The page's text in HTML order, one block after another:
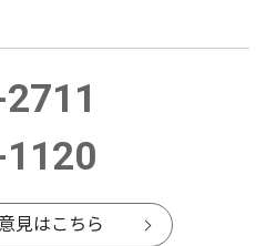
見はこちら